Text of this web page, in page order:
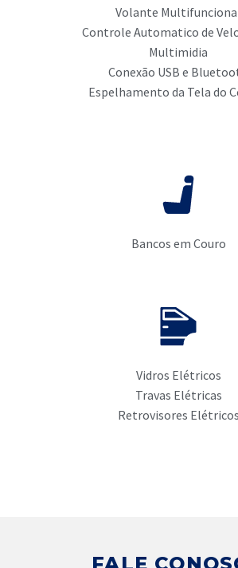
Volante
Controle Automatico de
Multimidia
Conexão USB e
Espelhamento da Tela do
Bancos em Couro
Vidros Elétricos
Travas Elétricas
Retrovisores Elétricos